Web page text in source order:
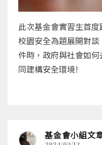
此次基金會實習生首
校園安全為題展開對
件時，政府與社會如
同建構安全環境!
基金會小組文